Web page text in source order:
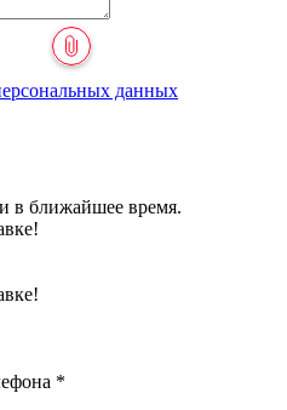
данных
в ближайшее время.
*